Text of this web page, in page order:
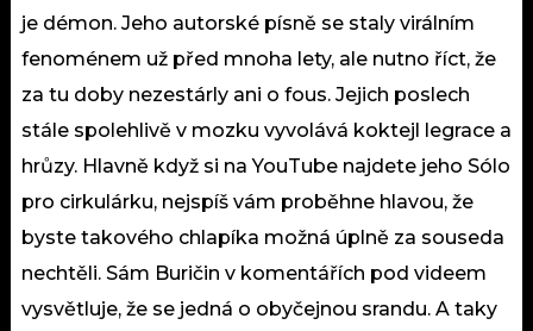
je démon. Jeho autorské písně se staly virálním
fenoménem už před mnoha lety, ale nutno říct, že
za tu doby nezestárly ani o fous. Jejich poslech
stále spolehlivě v mozku vyvolává koktejl legrace a
hrůzy. Hlavně když si na YouTube najdete jeho Sólo
pro cirkulárku, nejspíš vám proběhne hlavou, že
byste takového chlapíka možná úplně za souseda
nechtěli. Sám Buričin v komentářích pod videem
vysvětluje, že se jedná o obyčejnou srandu. A taky